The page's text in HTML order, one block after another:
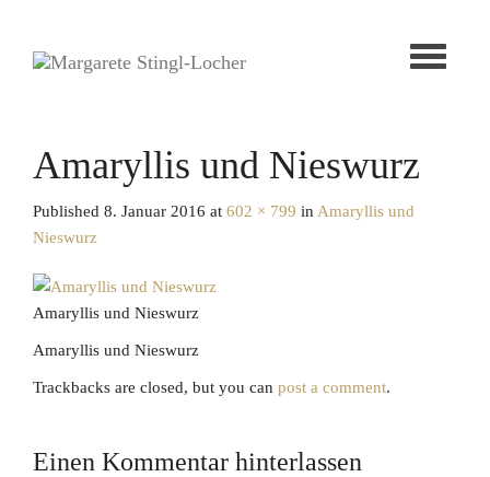
Toggle
Amaryllis und Nieswurz
Published 8. Januar 2016 at 602 × 799 in Amaryllis und
Nieswurz
Amaryllis und Nieswurz
Amaryllis und Nieswurz
Trackbacks are closed, but you can post a comment.
Einen Kommentar hinterlassen